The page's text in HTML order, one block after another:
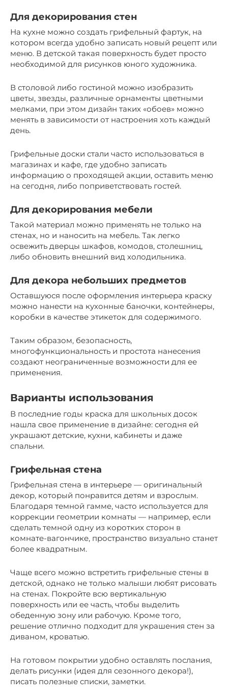
Для декорирования стен
На кухне можно создать грифельный фартук, на
котором всегда удобно записать новый рецепт или
меню. В детской такая поверхность будет просто
необходимой для рисунков юного художника.
В столовой либо гостиной можно изобразить
цветы, звезды, различные орнаменты цветными
мелками, при этом дизайн таких «обоев» можно
менять в зависимости от настроения хоть каждый
день.
Грифельные доски стали часто использоваться в
магазинах и кафе, где удобно записать
информацию о проходящей акции, оставить меню
на сегодня, либо поприветствовать гостей.
Для декорирования мебели
Такой материал можно применять не только на
стенах, но и наносить на мебель. Так легко
освежить дверцы шкафов, комодов, столешниц,
либо обновить внешний вид холодильника.
Для декора небольших предметов
Оставшуюся после оформления интерьера краску
можно нанести на кухонные баночки, контейнеры,
коробки в качестве этикеток для содержимого.
Таким образом, безопасность,
многофункциональность и простота нанесения
создают неограниченные возможности для ее
применения.
Варианты использования
В последние годы краска для школьных досок
нашла свое применение в дизайне: сегодня ей
украшают детские, кухни, кабинеты и даже
спальни.
Грифельная стена
Грифельная стена в интерьере — оригинальный
декор, который понравится детям и взрослым.
Благодаря темной гамме, часто используется для
коррекции геометрии комнаты — например, если
сделать темной одну из коротких сторон в
комнате-вагончике, пространство визуально станет
более квадратным.
Чаще всего можно встретить грифельные стены в
детской, однако не только малыши любят рисовать
на стенах. Покройте всю вертикальную
поверхность или ее часть, чтобы выделить
обеденную зону или рабочую. Кроме того,
решение отлично подходит для украшения стен за
диваном, кроватью.
На готовом покрытии удобно оставлять послания,
делать рисунки (идея для сезонного декора!),
писать полезные списки, заметки.